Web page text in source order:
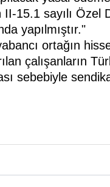
15.1 sayılı Özel
yapılmıştır."
ortağın
çalışanların
sebebiyle